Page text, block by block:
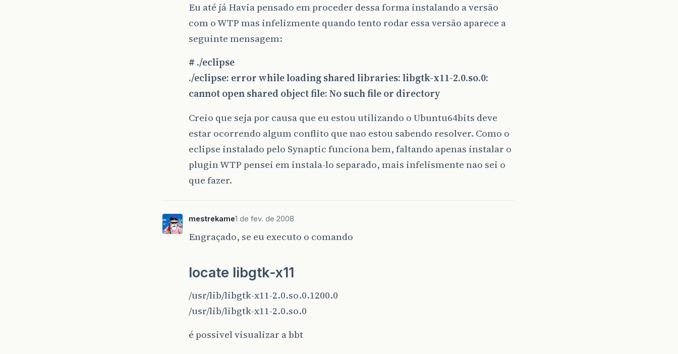
Eu até já Havia pensado em proceder dessa forma instalando a versão
com o WTP mas infelizmente quando tento rodar essa versão aparece a
seguinte mensagem:
# ./eclipse
./eclipse: error while loading shared libraries: libgtk-x11-2.0.so.0:
cannot open shared object file: No such file or directory
Creio que seja por causa que eu estou utilizando o Ubuntu64bits deve
estar ocorrendo algum conflito que nao estou sabendo resolver. Como o
eclipse instalado pelo Synaptic funciona bem, faltando apenas instalar o
plugin WTP pensei em instala-lo separado, mais infelismente nao sei o
que fazer.
mestrekame1 de fev. de 2008
Engraçado, se eu executo o comando
locate libgtk-x11
/usr/lib/libgtk-x11-2.0.so.0.1200.0
/usr/lib/libgtk-x11-2.0.so.0
é possivel visualizar a bbt